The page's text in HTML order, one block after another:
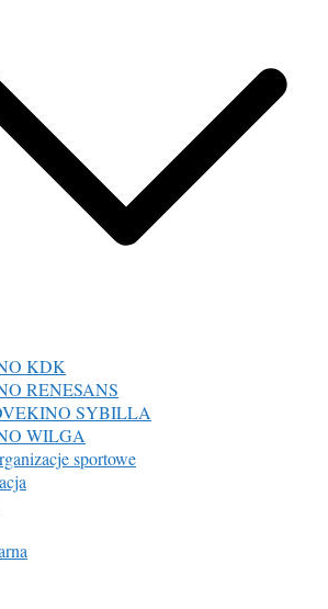
KDK
RENESANS
SYBILLA
WILGA
sportowe